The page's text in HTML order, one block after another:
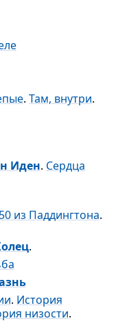
. Там, внутри.
Иден. Сердца
из Паддингтона.
.
. История
низости.